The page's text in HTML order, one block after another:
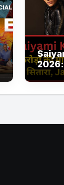
2026:
बॉलीवुड
ट्रेंडिंग में